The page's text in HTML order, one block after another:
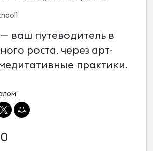
ваш путеводитель в
роста, через арт-
практики.
0